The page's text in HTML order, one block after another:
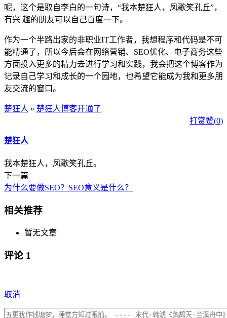
呢，这个是取自李白的一句诗，“我本楚狂人，凤歌笑孔丘”，
有兴 趣的朋友可以自己百度一下。
作为一个半路出家的非职业IT工作者，我想程序和代码是不可
能精通了，所以今后会在网络营销、SEO优化、电子商务这些
方面投入更多的精力去进行学习和实践，我会把这个博客作为
记录自己学习和成长的一个园地，也希望它能成为我和更多朋
友交流的窗口。
楚狂人 » 楚狂人博客开通了
打赏赞(0)
楚狂人
我本楚狂人，凤歌笑孔丘。
下一篇
为什么要做SEO？SEO意义是什么？
相关推荐
暂无文章
评论 1
取消